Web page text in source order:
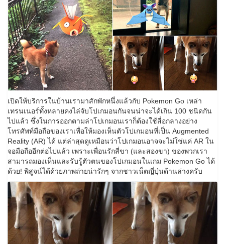
เปิดให้บริการในบ้านเรามาสักพักหนึ่งแล้วกับ Pokemon Go เหล่า
เทรนเนอร์ทั้งหลายคงไล่จับโปเกมอนกันจนน่าจะได้เกิน 100 ชนิดกัน
ไปแล้ว ซึ่งในการออกตามล่าโปเกมอนเราก็ต้องใช้สื่อกลางอย่าง
โทรศัพท์มือถือของเราเพื่อให้มองเห็นตัวโปเกมอนที่เป็น Augmented
Reality (AR) ได้ แต่ล่าสุดดูเหมือนว่าโปเกมอนอาจจะไม่ใช่แค่ AR ใน
จอมือถืออีกต่อไปแล้ว เพราะเพื่อนรักสี่ขา (และสองขา) ของพวกเรา
สามารถมองเห็นและรับรู้ตัวตนของโปเกมอนในเกม Pokemon Go ได้
ด้วย! พิสูจน์ได้ด้วยภาพถ่ายน่ารักๆ จากชาวเน็ตญี่ปุ่นด้านล่างครับ